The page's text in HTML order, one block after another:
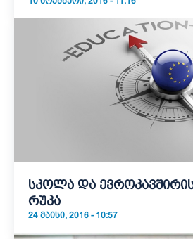
სკოლა და
რუკა
24 ᲛᲐᲘᲡᲘ, 2016 - 10:57